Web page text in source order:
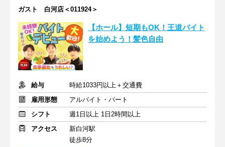
ガスト 白河店＜011924＞
【ホール】短期もOK！王道バイト
を始めよう！髪色自由
給与
時給1033円以上＋交通費
雇用形態
アルバイト・パート
シフト
週1日以上 1日2時間以上
アクセス
新白河駅
徒歩8分